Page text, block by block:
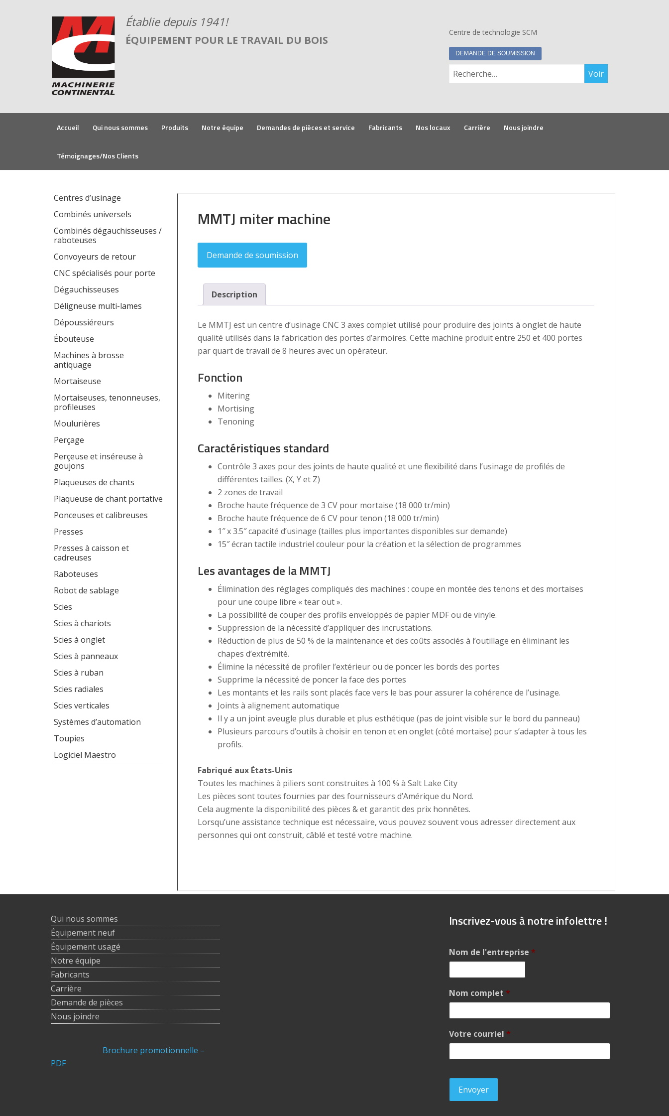
ÉQUIPEMENT POUR LE TRAVAIL DU BOIS
Centre de technologie SCM
DEMANDE DE SOUMISSION
Accueil Qui nous sommes Produits Notre équipe Demandes de pièces et service Fabricants Nos locaux Carrière Nous joindre
Témoignages/Nos Clients
MMTJ miter machine
Demande de soumission
Description
Le MMTJ est un centre d’usinage CNC 3 axes complet utilisé pour produire des joints à onglet de haute
qualité utilisés dans la fabrication des portes d’armoires. Cette machine produit entre 250 et 400 portes
par quart de travail de 8 heures avec un opérateur.
Fonction
Mitering
Mortising
Tenoning
Caractéristiques standard
Contrôle 3 axes pour des joints de haute qualité et une flexibilité dans l’usinage de profilés de
différentes tailles. (X, Y et Z)
2 zones de travail
Broche haute fréquence de 3 CV pour mortaise (18 000 tr/min)
Broche haute fréquence de 6 CV pour tenon (18 000 tr/min)
1″ x 3.5″ capacité d’usinage (tailles plus importantes disponibles sur demande)
15″ écran tactile industriel couleur pour la création et la sélection de programmes
Les avantages de la MMTJ
Élimination des réglages compliqués des machines : coupe en montée des tenons et des mortaises
pour une coupe libre « tear out ».
La possibilité de couper des profils enveloppés de papier MDF ou de vinyle.
Suppression de la nécessité d’appliquer des incrustations.
Réduction de plus de 50 % de la maintenance et des coûts associés à l’outillage en éliminant les
chapes d’extrémité.
Élimine la nécessité de profiler l’extérieur ou de poncer les bords des portes
Supprime la nécessité de poncer la face des portes
Les montants et les rails sont placés face vers le bas pour assurer la cohérence de l’usinage.
Joints à alignement automatique
Il y a un joint aveugle plus durable et plus esthétique (pas de joint visible sur le bord du panneau)
Plusieurs parcours d’outils à choisir en tenon et en onglet (côté mortaise) pour s’adapter à tous les
profils.
Fabriqué aux États-Unis
Toutes les machines à piliers sont construites à 100 % à Salt Lake City
Les pièces sont toutes fournies par des fournisseurs d’Amérique du Nord.
Cela augmente la disponibilité des pièces & et garantit des prix honnêtes.
Lorsqu’une assistance technique est nécessaire, vous pouvez souvent vous adresser directement aux
personnes qui ont construit, câblé et testé votre machine.
Centres d’usinage
Combinés universels
Combinés dégauchisseuses /
raboteuses
Convoyeurs de retour
CNC spécialisés pour porte
Dégauchisseuses
Déligneuse multi-lames
Dépoussiéreurs
Ébouteuse
Machines à brosse
antiquage
Mortaiseuse
Mortaiseuses, tenonneuses,
profileuses
Moulurières
Perçage
Perçeuse et inséreuse à
goujons
Plaqueuses de chants
Plaqueuse de chant portative
Ponceuses et calibreuses
Presses
Presses à caisson et
cadreuses
Raboteuses
Robot de sablage
Scies
Scies à chariots
Scies à onglet
Scies à panneaux
Scies à ruban
Scies radiales
Scies verticales
Systèmes d’automation
Toupies
Logiciel Maestro
Qui nous sommes
Équipement neuf
Équipement usagé
Notre équipe
Fabricants
Carrière
Demande de pièces
Nous joindre
Brochure promotionnelle –
PDF
Inscrivez-vous à notre infolettre !
Nom de l'entreprise *
Nom complet *
Votre courriel *